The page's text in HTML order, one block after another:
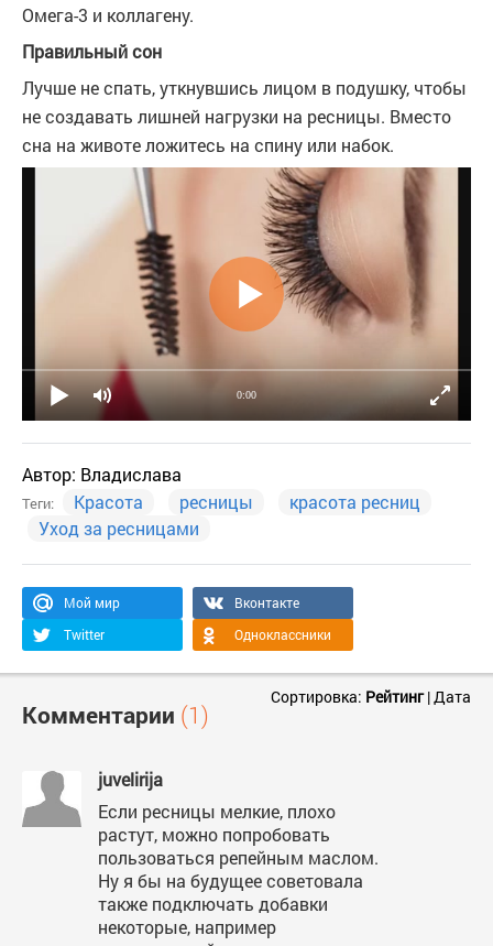
Омега-3 и коллагену.
Правильный сон
Лучше не спать, уткнувшись лицом в подушку, чтобы
не создавать лишней нагрузки на ресницы. Вместо
сна на животе ложитесь на спину или набок.
0:00
Автор: Владислава
Теги: Красота ресницы
красота ресниц
Уход за ресницами
Мой мир
Вконтакте
Twitter
Одноклассники
Комментарии (1)
Сортировка: Рейтинг|Дата
juvelirija
Если ресницы мелкие, плохо
растут, можно попробовать
пользоваться репейным маслом.
Ну я бы на будущее советовала
также подключать добавки
некоторые, например